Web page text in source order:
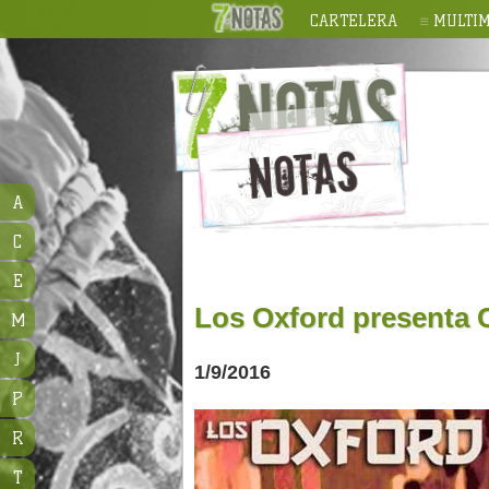
CARTELERA
Los Oxford presenta
1/9/2016
A
C
E
M
J
P
R
T